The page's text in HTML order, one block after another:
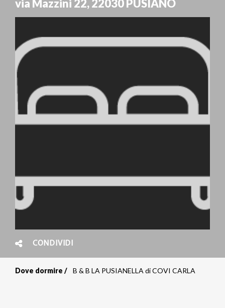
via Mazzini 22,22030PUSIANO
CONDIVIDI
Dove dormire B & B LA PUSIANELLA di COVI CARLA